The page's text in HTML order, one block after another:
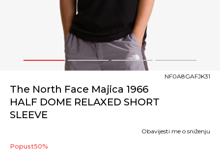
1 2 3 4
The North Face Majica 1966
HALF DOME RELAXED SHORT
SLEEVE
NF0A8GAFJK31
Popust50%
Obavijesti me o sniženju